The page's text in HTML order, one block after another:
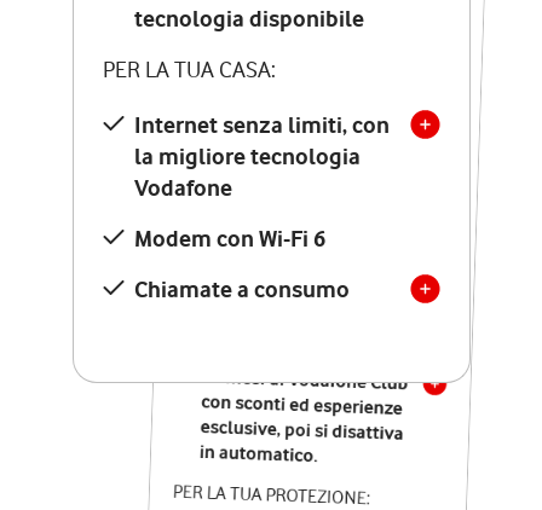
tecnologia disponibile
PER LA TUA CASA:
Internet senza limiti, con
la migliore tecnologia
Vodafone
Modem con Wi-Fi 6
Chiamate a consumo
tecnologia disponibile
PER LA TUA CASA:
Internet senza limiti, con
la migliore tecnologia
Vodafone
Modem Seven con Wi-Fi 7
Chiamate illimitate verso
numeri fissi e mobili
nazionali
12 mesi di Vodafone Club
con sconti ed esperienze
esclusive, poi si disattiva
in automatico.
PER LA TUA PROTEZIONE: